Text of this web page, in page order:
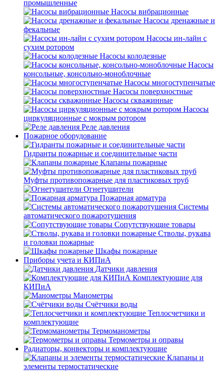
промышленные
Насосы вибрационные
Насосы дренажные и
фекальные
Насосы ин-лайн с
сухим ротором
Насосы колодезные
Насосы
консольные, консольно-моноблочные
Насосы многоступенчатые
Насосы поверхностные
Насосы скважинные
Насосы
циркуляционные с мокрым ротором
Реле давления
Пожарное оборудование
Гидранты пожарные и соединительные части
Клапаны пожарные
Муфты противопожарные для пластиковых труб
Огнетушители
Пожарная арматура
Системы
автоматического пожаротушения
Сопутствующие товары
Стволы, рукава
и головки пожарные
Шкафы пожарные
Приборы учета и КИПиА
Датчики давления
Комплектующие для
КИПиА
Манометры
Счётчики воды
Теплосчетчики и
комплектующие
Термоманометры
Термометры и оправы
Радиаторы, конвекторы и комплектующие
Клапаны и
элементы термостатические